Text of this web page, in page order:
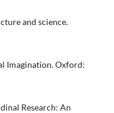
and science.
Imagination. Oxford:
Research: An